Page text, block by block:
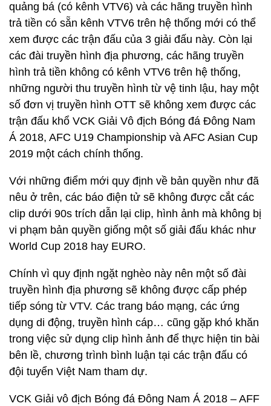
quảng bá (có kênh VTV6) và các hãng truyền hình
trả tiền có sẵn kênh VTV6 trên hệ thống mới có thể
xem được các trận đấu của 3 giải đấu này. Còn lại
các đài truyền hình địa phương, các hãng truyền
hình trả tiền không có kênh VTV6 trên hệ thống,
những người thu truyền hình từ vệ tinh lậu, hay một
số đơn vị truyền hình OTT sẽ không xem được các
trận đấu khổ VCK Giải Vô địch Bóng đá Đông Nam
Á 2018, AFC U19 Championship và AFC Asian Cup
2019 một cách chính thống.
Với những điểm mới quy định về bản quyền như đã
nêu ở trên, các báo điện tử sẽ không được cắt các
clip dưới 90s trích dẫn lại clip, hình ảnh mà không bị
vi phạm bản quyền giống một số giải đấu khác như
World Cup 2018 hay EURO.
Chính vì quy định ngặt nghèo này nên một số đài
truyền hình địa phương sẽ không được cấp phép
tiếp sóng từ VTV. Các trang báo mạng, các ứng
dụng di động, truyền hình cáp… cũng gặp khó khăn
trong việc sử dụng clip hình ảnh để thực hiện tin bài
bên lề, chương trình bình luận tại các trận đấu có
đội tuyển Việt Nam tham dự.
VCK Giải vô địch Bóng đá Đông Nam Á 2018 – AFF